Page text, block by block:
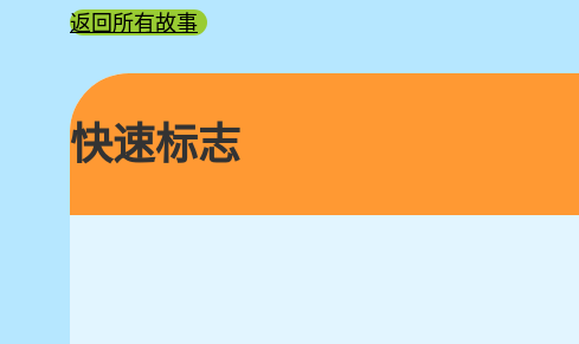
返回所有故事
快速标志